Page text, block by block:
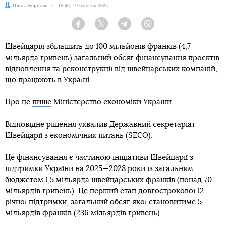
Автор:
Ольга Березюк Дата:
18:43, 19 березня 2025
Facebook Twitter Telegram
Швейцарія збільшить до 100 мільйонів франків (4,7
мільярда гривень) загальний обсяг фінансування проєктів
відновлення та реконструкції від швейцарських компаній,
що працюють в Україні.
Про це пише Міністерство економіки України.
Відповідне рішення ухвалив Державний секретаріат
Швейцарії з економічних питань (SECO).
Це фінансування є частиною ініціативи Швейцарії з
підтримки України на 2025—2028 роки із загальним
бюджетом 1,5 мільярда швейцарських франків (понад 70
мільярдів гривень). Це перший етап довгострокової 12-
річної підтримки, загальний обсяг якої становитиме 5
мільярдів франків (236 мільярдів гривень).